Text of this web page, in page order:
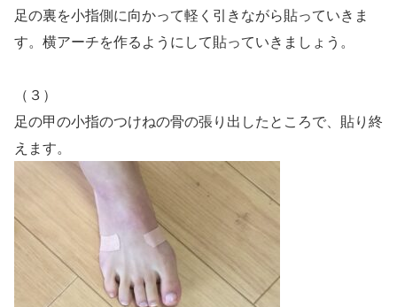
足の裏を小指側に向かって軽く引きながら貼っていきま
す。横アーチを作るようにして貼っていきましょう。
（３）
足の甲の小指のつけねの骨の張り出したところで、貼り終
えます。